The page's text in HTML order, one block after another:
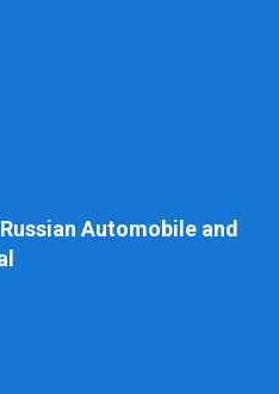
Automobile and